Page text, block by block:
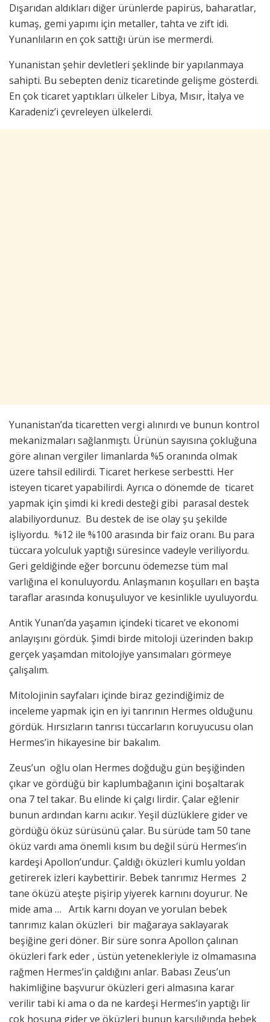
Dışarıdan aldıkları diğer ürünlerde papirüs, baharatlar,
kumaş, gemi yapımı için metaller, tahta ve zift idi.
Yunanlıların en çok sattığı ürün ise mermerdi.
Yunanistan şehir devletleri şeklinde bir yapılanmaya
sahipti. Bu sebepten deniz ticaretinde gelişme gösterdi.
En çok ticaret yaptıkları ülkeler Libya, Mısır, İtalya ve
Karadeniz’i çevreleyen ülkelerdi.
Yunanistan’da ticaretten vergi alınırdı ve bunun kontrol
mekanizmaları sağlanmıştı. Ürünün sayısına çokluğuna
göre alınan vergiler limanlarda %5 oranında olmak
üzere tahsil edilirdi. Ticaret herkese serbestti. Her
isteyen ticaret yapabilirdi. Ayrıca o dönemde de ticaret
yapmak için şimdi ki kredi desteği gibi parasal destek
alabiliyordunuz. Bu destek de ise olay şu şekilde
işliyordu. %12 ile %100 arasında bir faiz oranı. Bu para
tüccara yolculuk yaptığı süresince vadeyle veriliyordu.
Geri geldiğinde eğer borcunu ödemezse tüm mal
varlığına el konuluyordu. Anlaşmanın koşulları en başta
taraflar arasında konuşuluyor ve kesinlikle uyuluyordu.
Antik Yunan’da yaşamın içindeki ticaret ve ekonomi
anlayışını gördük. Şimdi birde mitoloji üzerinden bakıp
gerçek yaşamdan mitolojiye yansımaları görmeye
çalışalım.
Mitolojinin sayfaları içinde biraz gezindiğimiz de
inceleme yapmak için en iyi tanrının Hermes olduğunu
gördük. Hırsızların tanrısı tüccarların koruyucusu olan
Hermes’in hikayesine bir bakalım.
Zeus’un oğlu olan Hermes doğduğu gün beşiğinden
çıkar ve gördüğü bir kaplumbağanın içini boşaltarak
ona 7 tel takar. Bu elinde ki çalgı lirdir. Çalar eğlenir
bunun ardından karnı acıkır. Yeşil düzlüklere gider ve
gördüğü öküz sürüsünü çalar. Bu sürüde tam 50 tane
öküz vardı ama önemli kısım bu değil sürü Hermes’in
kardeşi Apollon’undur. Çaldığı öküzleri kumlu yoldan
getirerek izleri kaybettirir. Bebek tanrımız Hermes 2
tane öküzü ateşte pişirip yiyerek karnını doyurur. Ne
mide ama … Artık karnı doyan ve yorulan bebek
tanrımız kalan öküzleri bir mağaraya saklayarak
beşiğine geri döner. Bir süre sonra Apollon çalınan
öküzleri fark eder , üstün yetenekleriyle iz olmamasına
rağmen Hermes’in çaldığını anlar. Babası Zeus’un
hakimliğine başvurur öküzleri geri almasına karar
verilir tabi ki ama o da ne kardeşi Hermes’in yaptığı lir
çok hoşuna gider ve öküzleri bunun karşılığında bebek